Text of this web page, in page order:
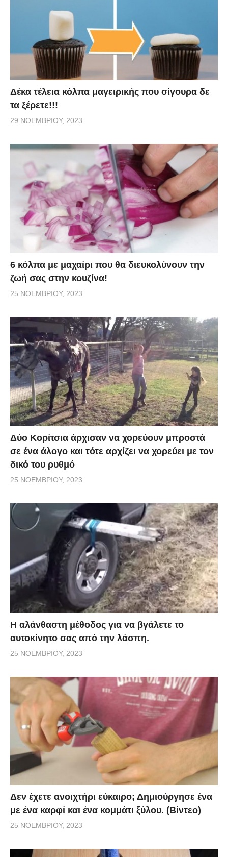
Δέκα τέλεια κόλπα μαγειρικής που σίγουρα δε
τα ξέρετε!!!
29 ΝΟΕΜΒΡΊΟΥ, 2023
6 κόλπα με μαχαίρι που θα διευκολύνουν την
ζωή σας στην κουζίνα!
25 ΝΟΕΜΒΡΊΟΥ, 2023
Δύο Κορίτσια άρχισαν να χορεύουν μπροστά
σε ένα άλογο και τότε αρχίζει να χορεύει με τον
δικό του ρυθμό
25 ΝΟΕΜΒΡΊΟΥ, 2023
Η αλάνθαστη μέθοδος για να βγάλετε το
αυτοκίνητο σας από την λάσπη.
25 ΝΟΕΜΒΡΊΟΥ, 2023
Δεν έχετε ανοιχτήρι εύκαιρο; Δημιούργησε ένα
με ένα καρφί και ένα κομμάτι ξύλου. (Βίντεο)
25 ΝΟΕΜΒΡΊΟΥ, 2023